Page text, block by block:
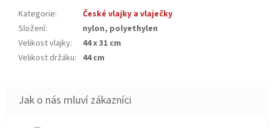
Kategorie:
České vlajky a vlaječky
Složení:
nylon, polyethylen
Velikost vlajky:
44 x 31 cm
Velikost držáku: 44 cm